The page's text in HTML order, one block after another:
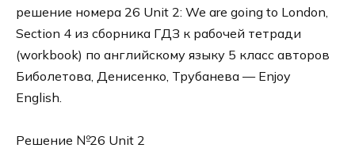
решение номера 26 Unit 2: We are going to London,
Section 4 из сборника ГДЗ к рабочей тетради
(workbook) по английскому языку 5 класс авторов
Биболетова, Денисенко, Трубанева — Enjoy
English.
Решение №26 Unit 2